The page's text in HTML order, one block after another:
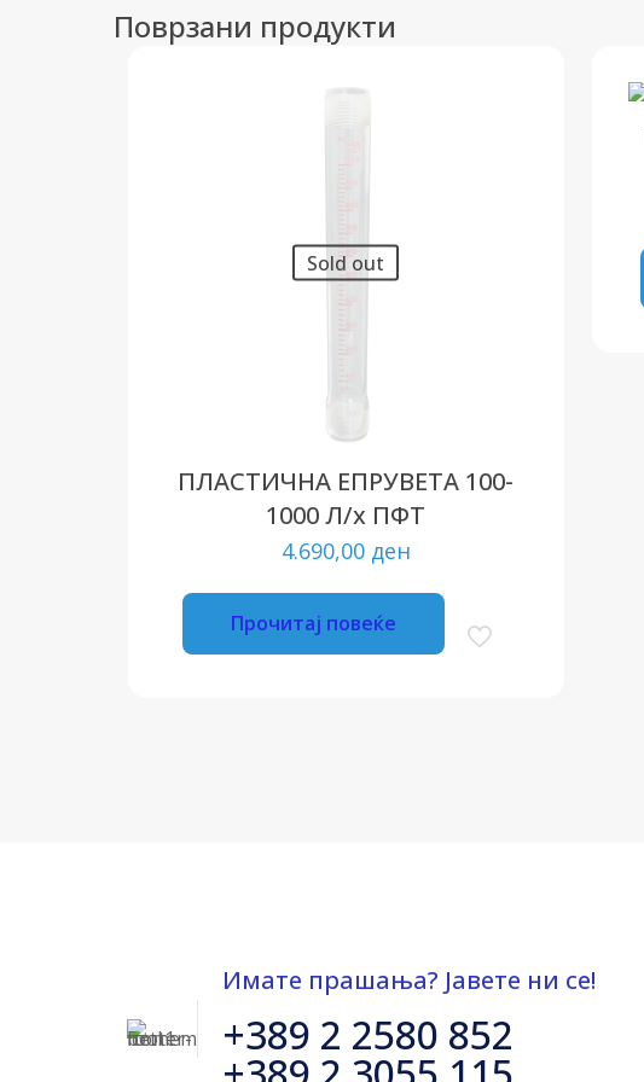
Поврзани продукти
Sold out
ПЛАСТИЧНА ЕПРУВЕТА 100-
1000 Л/х ПФТ
4.690,00 ден
Прочитај повеќе
Имате прашања? Јавете ни се!
+389 2 2580 852